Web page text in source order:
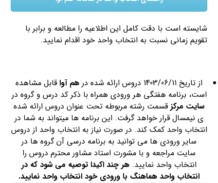
شایسته است با دقت کامل این اطلاعیه را مطالعه و برابر با
تقویم زمانی نسبت به انتخاب واحد خود اقدام نمایید.
از تاریخ 1403/06/11 دروس ارائه شده در هم آوا قابل مشاهده
است، برنامه هفتگی هر ورودی همراه با ذکر کد درس و گروه در
سایت مرکز قسمت رشته مربوطه تحت عنوان دروس ارائه شده
ی نیمسال قرار خواهد گرفت. این برنامه ها می­تواند به شما در
انتخاب واحد کمک کند. در صورت نیاز به انتخاب واحد از دروس
سایر ورودی ها می توانید به برنامه درسی آن گروه ها در
سایت مراجعه و با مشورت استاد مشاور محترم دروس را
انتخاب واحد نمایید. هر چند اکیدا توصیه می شود که در
انتخاب واحد هماهنگ با ورودی خود انتخاب واحد نمایید.